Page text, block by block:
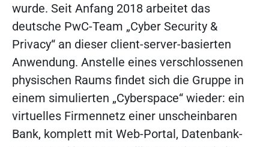
wurde. Seit Anfang 2018 arbeitet das
deutsche PwC-Team „Cyber Security &
Privacy“ an dieser client-server-basierten
Anwendung. Anstelle eines verschlossenen
physischen Raums findet sich die Gruppe in
einem simulierten „Cyberspace“ wieder: ein
virtuelles Firmennetz einer unscheinbaren
Bank, komplett mit Web-Portal, Datenbank-